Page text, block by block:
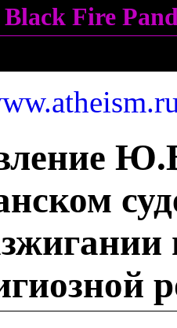
Black Fire